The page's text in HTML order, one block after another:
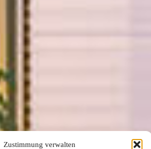
Zustimmung verwalten